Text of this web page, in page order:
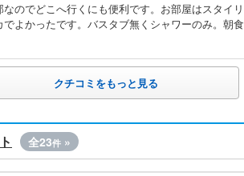
のでどこへ行くにも便利です。お部屋はスタイ
よかったです。バスタブ無くシャワーのみ。朝
クチコミをもっと見る
全23件 »